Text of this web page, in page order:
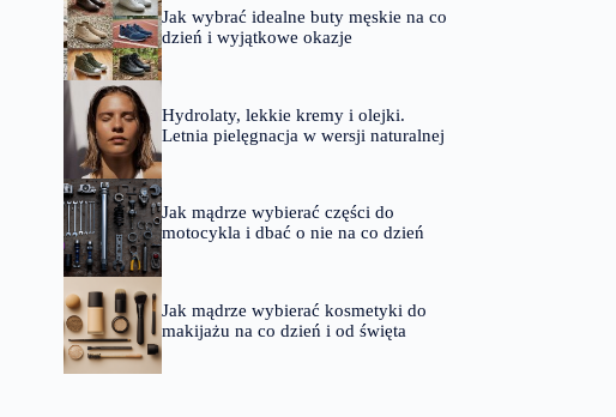
Jak wybrać idealne buty męskie na co
dzień i wyjątkowe okazje
Hydrolaty, lekkie kremy i olejki.
Letnia pielęgnacja w wersji naturalnej
Jak mądrze wybierać części do
motocykla i dbać o nie na co dzień
Jak mądrze wybierać kosmetyki do
makijażu na co dzień i od święta